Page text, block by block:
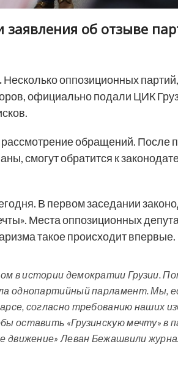
об отзыве
Несколько оппозиционных
официально подали ЦИК
обращений. После
смогут обратится к
В первом заседании
Места оппозиционных
такое происходит впервые.
в истории демократии Грузии.
однопартийный парламент. Мы,
согласно требованию наших
оставить «Грузинскую мечту» в
движение» Леван Бежашвили